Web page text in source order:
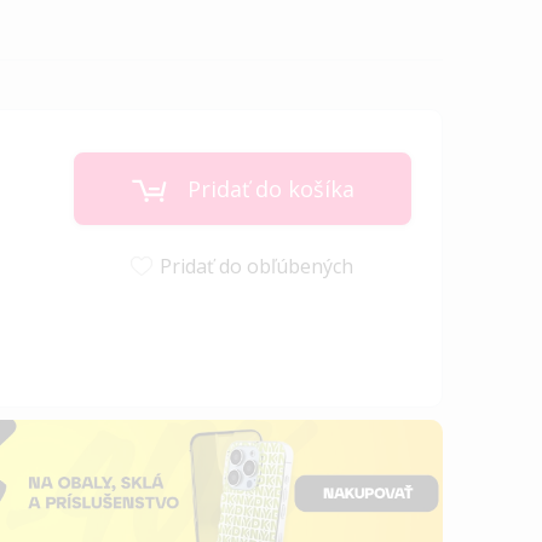
Pridať do košíka
Pridať do obľúbených